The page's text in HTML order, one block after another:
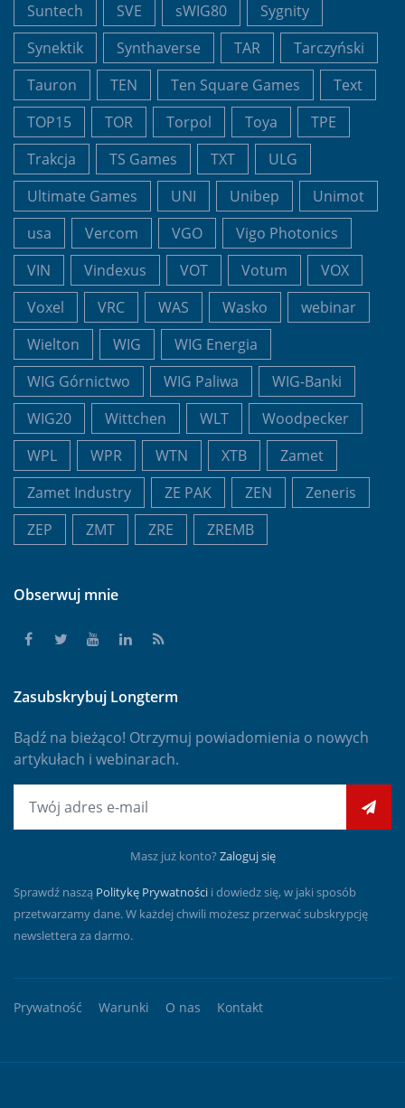
Suntech
SVE sWIG80
Sygnity
Synektik
Synthaverse TAR
Tarczyński
Tauron
TEN Ten Square Games
Text
TOP15
TOR Torpol Toya
TPE
Trakcja
TS Games TXT
ULG
Ultimate Games
UNI Unibep
Unimot
usa
Vercom VGO
Vigo Photonics
VIN
Vindexus VOT Votum
VOX
Voxel
VRC WAS Wasko
webinar
Wielton
WIG
WIG Energia
WIG Górnictwo
WIG Paliwa
WIG-Banki
WIG20
Wittchen WLT
Woodpecker
WPL
WPR WTN XTB
Zamet
Zamet Industry
ZE PAK ZEN
Zeneris
ZEP
ZMT ZRE ZREMB
Obserwuj mnie
Zasubskrybuj Longterm
Bądź na bieżąco! Otrzymuj powiadomienia o nowych
artykułach i webinarach.
Masz już konto? Zaloguj się
Sprawdź naszą Politykę Prywatności i dowiedz się, w jaki sposób
przetwarzamy dane. W każdej chwili możesz przerwać subskrypcję
newslettera za darmo.
Prywatność Warunki O nas Kontakt